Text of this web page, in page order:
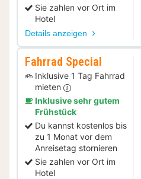
Sie zahlen vor Ort im
Hotel
Details anzeigen
Fahrrad Special
Inklusive 1 Tag Fahrrad
mieten
Inklusive sehr gutem
Frühstück
Du kannst kostenlos bis
zu 1 Monat vor dem
Anreisetag stornieren
Sie zahlen vor Ort im
Hotel